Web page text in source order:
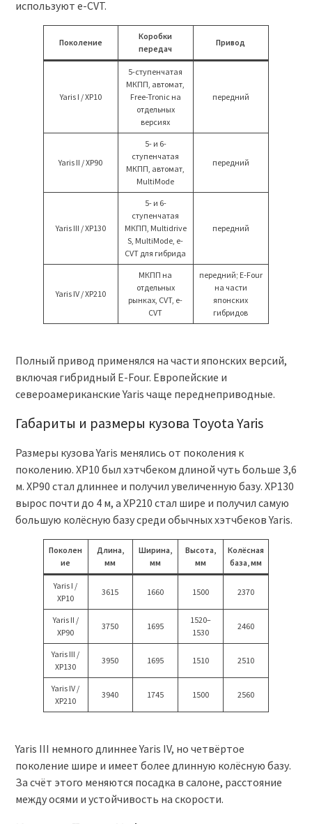
используют e-CVT.
Поколение
Коробки
передач
Привод
Yaris I / XP10
5-ступенчатая
МКПП, автомат,
Free-Tronic на
отдельных
версиях
передний
Yaris II / XP90
5- и 6-
ступенчатая
МКПП, автомат,
MultiMode
передний
Yaris III / XP130
5- и 6-
ступенчатая
МКПП, Multidrive
S, MultiMode, e-
CVT для гибрида
передний
Yaris IV / XP210
МКПП на
отдельных
рынках, CVT, e-
CVT
передний; E-Four
на части
японских
гибридов
Полный привод применялся на части японских версий,
включая гибридный E-Four. Европейские и
североамериканские Yaris чаще переднеприводные.
Габариты и размеры кузова Toyota Yaris
Размеры кузова Yaris менялись от поколения к
поколению. XP10 был хэтчбеком длиной чуть больше 3,6
м. XP90 стал длиннее и получил увеличенную базу. XP130
вырос почти до 4 м, а XP210 стал шире и получил самую
большую колёсную базу среди обычных хэтчбеков Yaris.
Поколен
ие
Длина,
мм
Ширина,
мм
Высота,
мм
Колёсная
база, мм
Yaris I /
XP10
3615 1660 1500 2370
Yaris II /
XP90
3750 1695
1520–
1530
2460
Yaris III /
XP130
3950 1695 1510 2510
Yaris IV /
XP210
3940 1745 1500 2560
Yaris III немного длиннее Yaris IV, но четвёртое
поколение шире и имеет более длинную колёсную базу.
За счёт этого меняются посадка в салоне, расстояние
между осями и устойчивость на скорости.